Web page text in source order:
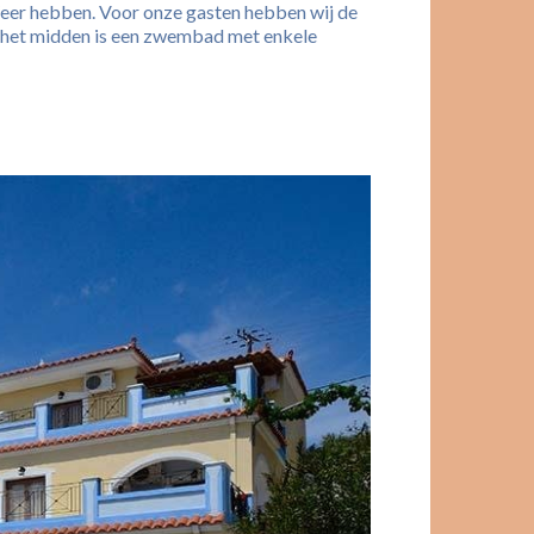
hebben. Voor onze gasten hebben wij de
midden is een zwembad met enkele